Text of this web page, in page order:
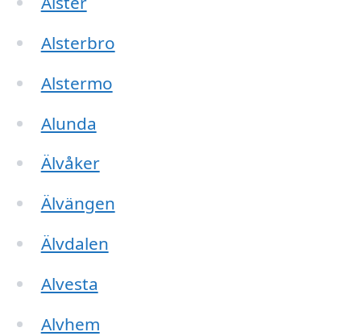
Alsterbro
Alstermo
Alunda
Älvåker
Älvängen
Älvdalen
Alvesta
Alvhem